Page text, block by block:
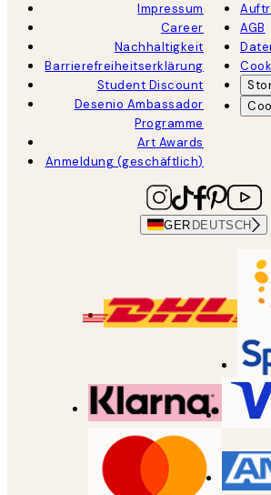
Impressum
Career
Nachhaltigkeit
Barrierefreiheitserklärung
Student Discount
Desenio Ambassador
Programme
Art Awards
Anmeldung (geschäftlich)
AGB
GER DEUTSCH